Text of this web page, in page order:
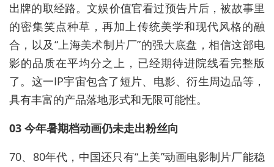
出牌的取经路。文娱价值官看过预告片后，被故事里
的密集笑点种草，再加上传统美学和现代风格的融
合，以及“上海美术制片厂”的强大底盘，相信这部电
影的品质在平均分之上，已经期待进院线看完整版
了。这一IP宇宙包含了短片、电影、衍生周边品等，
具有丰富的产品落地形式和无限可能性。
03 今年暑期档动画仍未走出粉丝向
70、80年代，中国还只有“上美”动画电影制片厂能稳